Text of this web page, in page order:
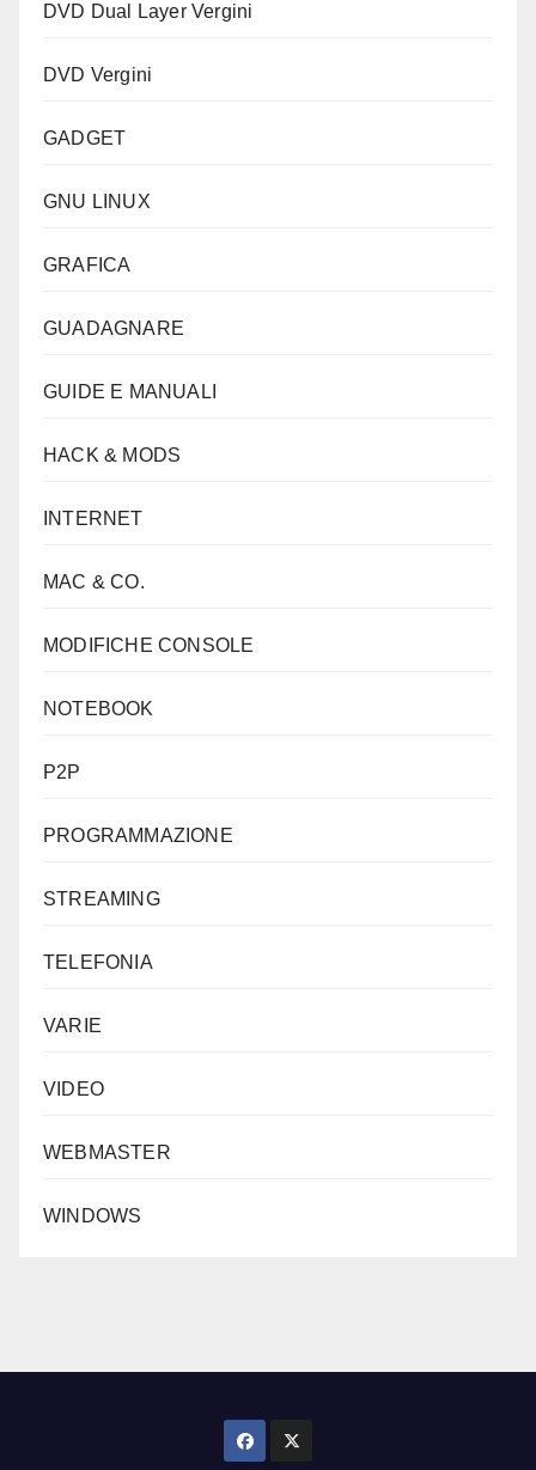
DVD Dual Layer Vergini
DVD Vergini
GADGET
GNU LINUX
GRAFICA
GUADAGNARE
GUIDE E MANUALI
HACK & MODS
INTERNET
MAC & CO.
MODIFICHE CONSOLE
NOTEBOOK
P2P
PROGRAMMAZIONE
STREAMING
TELEFONIA
VARIE
VIDEO
WEBMASTER
WINDOWS